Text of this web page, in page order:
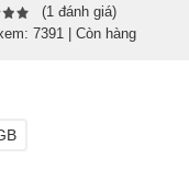
(1 đánh giá)
7391 | Còn hàng